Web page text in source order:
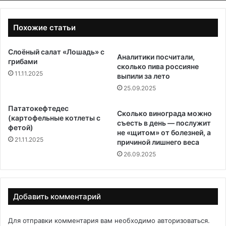
Похожие статьи
Слоёный салат «Лошадь» с
грибами
11.11.2025
Аналитики посчитали,
сколько пива россияне
выпили за лето
25.09.2025
Пататокефтедес
(картофельные котлеты с
фетой)
21.11.2025
Сколько винограда можно
съесть в день — послужит
не «щитом» от болезней, а
причиной лишнего веса
26.09.2025
Добавить комментарий
Для отправки комментария вам необходимо авторизоваться.